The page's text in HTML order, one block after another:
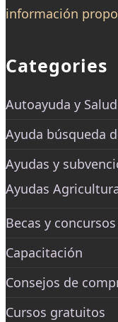
información
Categories
Autoayuda y Salud
Ayuda búsqueda
Ayudas y
Ayudas
Becas y concursos
Capacitación
Consejos de
Cursos gratuitos